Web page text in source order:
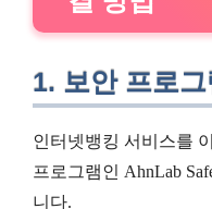
1. 보안 프로그
인터넷뱅킹 서비스를
프로그램인 AhnLab
니다.